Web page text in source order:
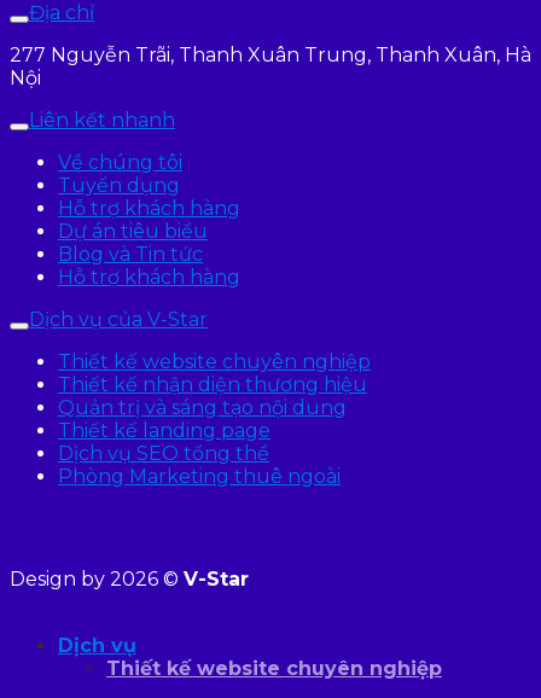
Địa chỉ
277 Nguyễn Trãi, Thanh Xuân Trung, Thanh Xuân, Hà
Nội
Liên kết nhanh
Về chúng tôi
Tuyển dụng
Hỗ trợ khách hàng
Dự án tiêu biểu
Blog và Tin tức
Hỗ trợ khách hàng
Dịch vụ của V-Star
Thiết kế website chuyên nghiệp
Thiết kế nhận diện thương hiệu
Quản trị và sáng tạo nội dung
Thiết kế landing page
Dịch vụ SEO tổng thể
Phòng Marketing thuê ngoài
Design by 2026 © V-Star
Dịch vụ
Thiết kế website chuyên nghiệp